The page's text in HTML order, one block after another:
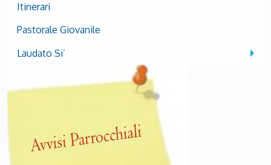
Itinerari
Pastorale Giovanile
Laudato Si’